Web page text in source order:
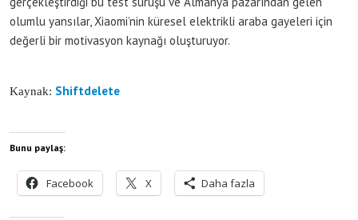
olumlu yansılar, Xiaomi’nin küresel elektrikli araba gayeleri için
değerli bir motivasyon kaynağı oluşturuyor.
Kaynak: Shiftdelete
Bunu paylaş:
Facebook X Daha fazla